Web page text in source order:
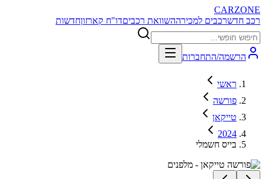
CARZONE
רכב חדשרכבים למכירההשוואת רכביםדו"ח קארזוןחדשות
הרשמה/התחברות
ראשי
פורשה
טייקאן
2024
בייס חשמלי